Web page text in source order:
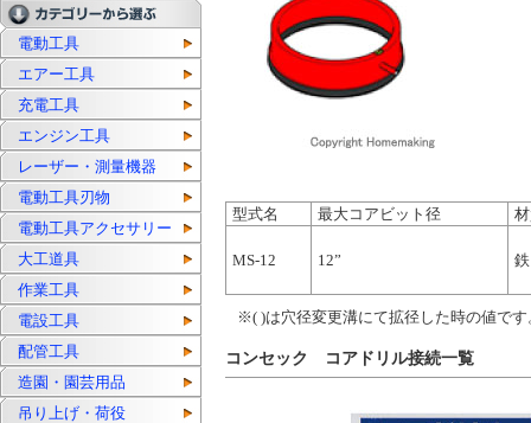
電動工具
エアー工具
充電工具
エンジン工具
レーザー・測量機器
電動工具刃物
電動工具アクセサリー
大工道具
作業工具
電設工具
配管工具
造園・園芸用品
吊り上げ・荷役
型式名 最大コアビット径
MS-12 12” 鉄
※( )は穴径変更溝にて拡径した時の値です
コンセック コアドリル接続一覧